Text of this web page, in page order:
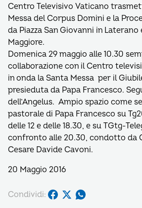
Centro Televisivo Vaticano
Messa del Corpus Domini e la
da Piazza San Giovanni in
Maggiore.
Domenica 29 maggio alle 10.30
collaborazione con il Centro
in onda la Santa Messa per il
presieduta da Papa Francesco.
dell’Angelus. Ampio spazio come
pastorale di Papa Francesco su
delle 12 e delle 18.30, e su TGtg-
confronto alle 20.30, condotto da
Cesare Davide Cavoni.
20 Maggio 2016
Condividi: